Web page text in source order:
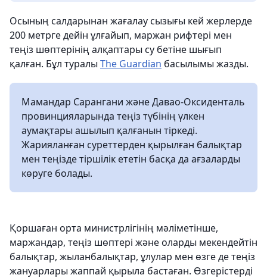
Осының салдарынан жағалау сызығы кей жерлерде
200 метрге дейін ұлғайып, маржан рифтері мен
теңіз шөптерінің алқаптары су бетіне шығып
қалған. Бұл туралы The Guardian басылымы жазды.
Мамандар Сарангани және Давао-Оксиденталь
провинцияларында теңіз түбінің үлкен
аумақтары ашылып қалғанын тіркеді.
Жарияланған суреттерден қырылған балықтар
мен теңізде тіршілік ететін басқа да ағзаларды
көруге болады.
Қоршаған орта министрлігінің мәліметінше,
маржандар, теңіз шөптері және оларды мекендейтін
балықтар, жыланбалықтар, ұлулар мен өзге де теңіз
жануарлары жаппай қырыла бастаған. Өзгерістерді